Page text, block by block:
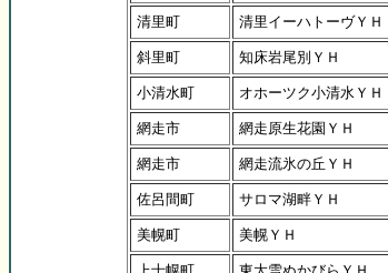
清里町 清里イーハトーヴＹＨ
斜里町 知床岩尾別ＹＨ
小清水町 オホーツク小清水ＹＨ
網走市 網走原生花園ＹＨ
網走市 網走流氷の丘ＹＨ
佐呂間町 サロマ湖畔ＹＨ
美幌町 美幌ＹＨ